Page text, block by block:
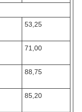
53,25
71,00
88,75
85,20